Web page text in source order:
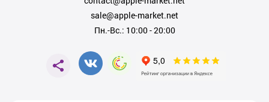
sale@apple-market.net
Пн.-Вс.: 10:00 - 20:00